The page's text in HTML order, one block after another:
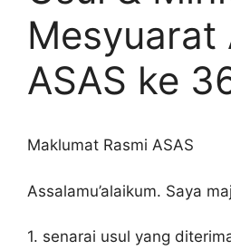
Mesyuarat
ASAS ke
Maklumat Rasmi ASAS
Assalamu’alaikum. Saya
1. senarai usul yang